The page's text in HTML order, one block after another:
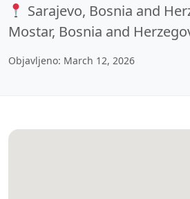
Sarajevo, Bosnia and
Mostar, Bosnia and
Objavljeno: March 12, 2026